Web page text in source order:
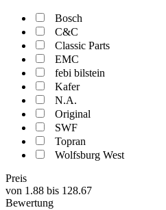
Bosch
C&C
Classic Parts
EMC
febi bilstein
Kafer
N.A.
Original
SWF
Topran
Wolfsburg West
Preis
von 1.88 bis 128.67
Bewertung